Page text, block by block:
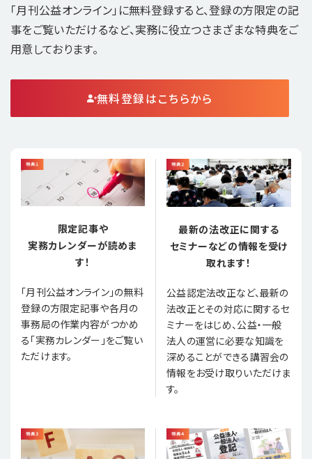
「月刊公益オンライン」に無料登録すると、登録の方限定の記
事をご覧いただけるなど、実務に役立つさまざまな特典をご
用意しております。
無料登録はこちらから
限定記事や
実務カレンダーが読めま
す！
「月刊公益オンライン」の無料
登録の方限定記事や各月の
事務局の作業内容がつかめ
る「実務カレンダー」をご覧い
ただけます。
最新の法改正に関する
セミナーなどの情報を受け
取れます！
公益認定法改正など、最新の
法改正とその対応に関するセ
ミナーをはじめ、公益・一般
法人の運営に必要な知識を
深めることができる講習会の
情報をお受け取りいただけま
す。